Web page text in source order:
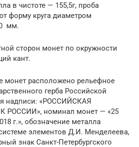
в чистоте — 155,5г, проба
форму круга диаметром
мм.
сторон монет по окружности
кант.
монет расположено рельефное
герба Российской
надписи: «РОССИЙСКАЯ
РОССИИ», номинал монет — «25
г.», обозначение металла
элементов Д.И. Менделеева,
знак Санкт-Петербургского